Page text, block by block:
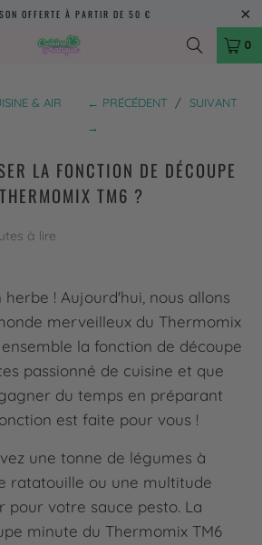
OFFERTE À PARTIR DE 50 €
0
& AIR
← PRÉCÉDENT / SUIVANT
→
LA FONCTION DE DÉCOUPE
TM6 ?
à lire
herbe ! Aujourd'hui, nous allons
merveilleux du Thermomix
la fonction de découpe
passionné de cuisine et que
du temps en préparant
est faite pour vous !
une tonne de légumes à
ratatouille ou une multitude
pour votre sauce pesto. La
minute du Thermomix TM6